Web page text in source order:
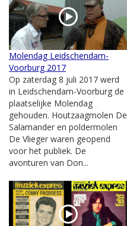
Molendag Leidschendam-
Voorburg 2017
Op zaterdag 8 juli 2017 werd
in Leidschendam-Voorburg de
plaatselijke Molendag
gehouden. Houtzaagmolen De
Salamander en poldermolen
De Vlieger waren geopend
voor het publiek. De
avonturen van Don...